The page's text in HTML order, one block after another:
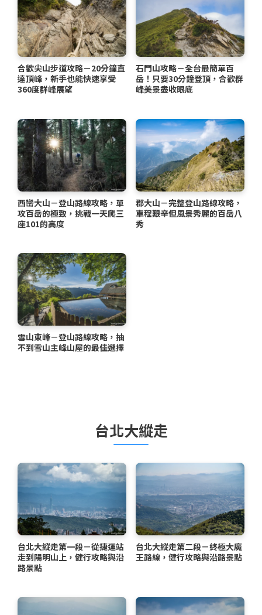
合歡尖山步道攻略－20分鐘直
達頂峰，新手也能快速享受
360度群峰展望
石門山攻略－全台最簡單百
岳！只要30分鐘登頂，合歡群
峰美景盡收眼底
西巒大山－登山路線攻略，單
攻百岳的極致，挑戰一天爬三
座101的高度
郡大山－完整登山路線攻略，
車程艱辛但風景秀麗的百岳八
秀
雪山東峰－登山路線攻略，抽
不到雪山主峰山屋的最佳選擇
台北大縱走
台北大縱走第一段－從捷運站
走到陽明山上，健行攻略與沿
路景點
台北大縱走第二段－終極大魔
王路線，健行攻略與沿路景點